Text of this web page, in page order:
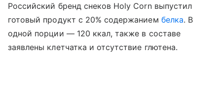
Российский бренд снеков Holy Corn выпустил
готовый продукт с 20% содержанием белка. В
одной порции — 120 ккал, также в составе
заявлены клетчатка и отсутствие глютена.